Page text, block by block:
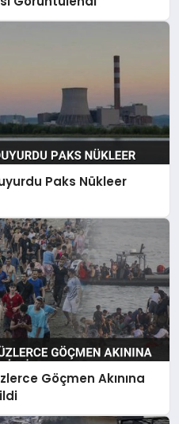
Paks Nükleer
Göçmen Akınına